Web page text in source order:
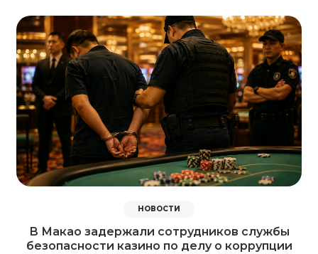
НОВОСТИ
В Макао задержали сотрудников службы
безопасности казино по делу о коррупции